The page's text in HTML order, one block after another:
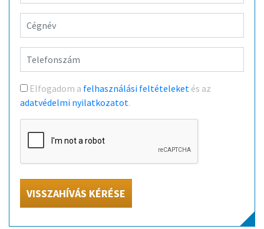
Elfogadom a felhasználási feltételeket és az
adatvédelmi nyilatkozatot.
VISSZAHÍVÁS KÉRÉSE